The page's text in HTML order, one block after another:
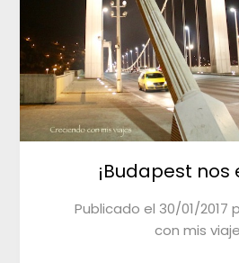
¡Budapest nos
Publicado el 30/01/2017
con mis